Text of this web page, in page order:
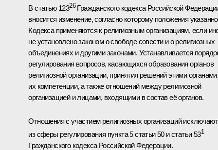
В статью 12326Гражданского кодекса Российской
вносится изменение, согласно которому положения
Кодекса применяются к религиозным организациям, если
не установлено законом о свободе совести и о религиозных
объединениях и другими законами. Устанавливается
регулирования вопросов, касающихся образования органов
религиозной организации, принятия решений этими
их компетенции, а также отношений между религиозной
организацией и лицами, входящими в состав её органов.
Отношения с участием религиозных организаций
из сферы регулирования пункта 5 статьи 50 и статьи 531
Гражданского кодекса Российской Федерации.